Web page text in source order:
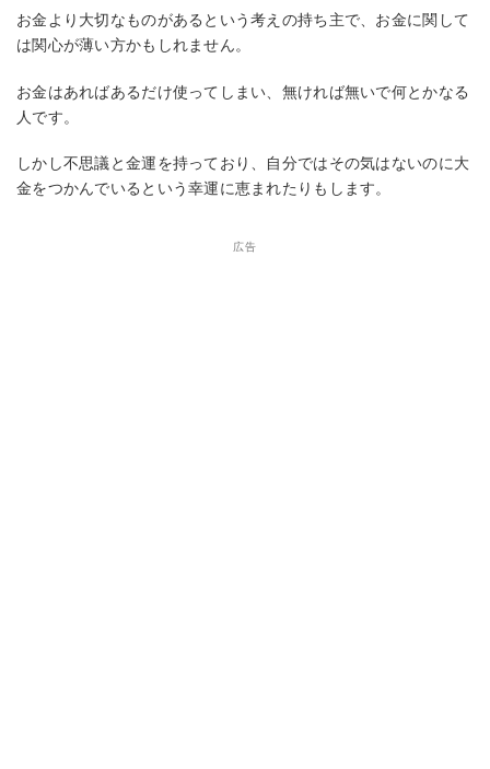
お金より大切なものがあるという考えの持ち主で、お金に関して
は関心が薄い方かもしれません。
お金はあればあるだけ使ってしまい、無ければ無いで何とかなる
人です。
しかし不思議と金運を持っており、自分ではその気はないのに大
金をつかんでいるという幸運に恵まれたりもします。
広告